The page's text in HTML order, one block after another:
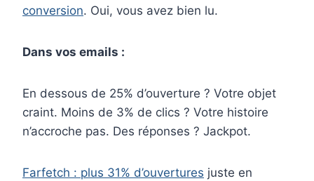
conversion. Oui, vous avez bien lu.
Dans vos emails :
En dessous de 25% d’ouverture ? Votre objet
craint. Moins de 3% de clics ? Votre histoire
n’accroche pas. Des réponses ? Jackpot.
Farfetch : plus 31% d’ouvertures juste en